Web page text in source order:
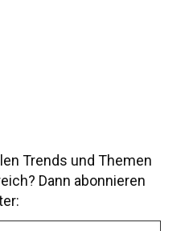
Trends und Themen
Dann abonnieren